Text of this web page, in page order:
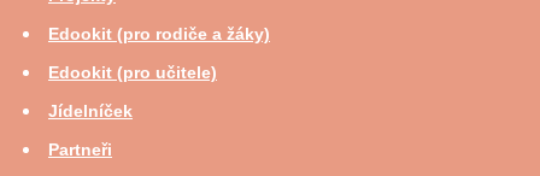
Edookit (pro rodiče a žáky)
Edookit (pro učitele)
Jídelníček
Partneři